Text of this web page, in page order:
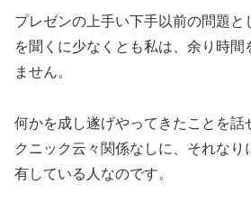
プレゼンの上手い下手以前の問題と
を聞くに少なくとも私は、余り時間
ません。
何かを成し遂げやってきたことを話
クニック云々関係なしに、それなり
有している人なのです。